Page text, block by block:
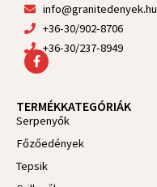
info@granitedenyek.hu
+36-30/902-8706
+36-30/237-8949
F
a
e
b
o
o
k
-
f
TERMÉKKATEGÓRIÁK
Serpenyők
Főzőedények
Tepsik